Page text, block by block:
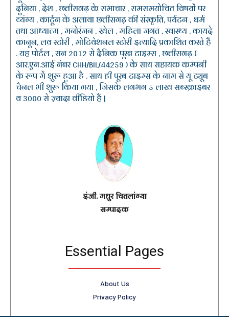
दुनिया , देश , छत्तीसगढ़ के समाचार , समसमयोचित विषयों पर
व्यंग्य , कार्टून के अलावा छत्तीसगढ़ की संस्कृति, पर्यटन , धर्म
तथा आध्यात्म , मनोरंजन , खेल , महिला जगत , स्वास्थ्य , कायदे
कानून, लव स्टोरी , मोटिवेशनल स्टोरी इत्यादि प्रकाशित करते हैं
. यह पोर्टल , सन 2012 से दैनिक पूरब टाइम्स , छत्तीसगढ़ (
आर.एन.आई नंबर CHH/BIL/44259 ) के साथ सहायक कम्पनी
के रूप में शुरू हुआ है . साथ ही पूरब टाइम्स के नाम से यू ट्यूब
चैनल भी शुरू किया गया , जिसके लगभग 5 लाख सब्स्क्राइबर
व 3000 से ज़्यादा वीडियो हैं |
इंजी. मधुर चितलांग्या
सम्पादक
Essential Pages
About Us
Privacy Policy